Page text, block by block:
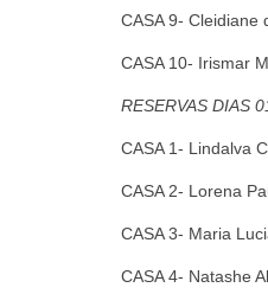
CASA 9- Cleidiane
CASA 10- Irismar
RESERVAS DIAS
CASA 1- Lindalva
CASA 2- Lorena
CASA 3- Maria
CASA 4- Natashe